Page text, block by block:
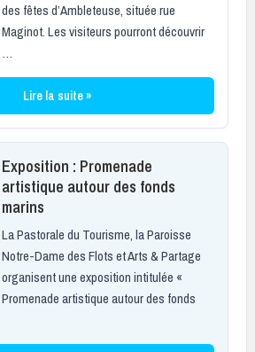
des fêtes d’Ambleteuse, située rue
Maginot. Les visiteurs pourront découvrir
…
Lire la suite »
Exposition : Promenade
artistique autour des fonds
marins
La Pastorale du Tourisme, la Paroisse
Notre-Dame des Flots et Arts & Partage
organisent une exposition intitulée «
Promenade artistique autour des fonds